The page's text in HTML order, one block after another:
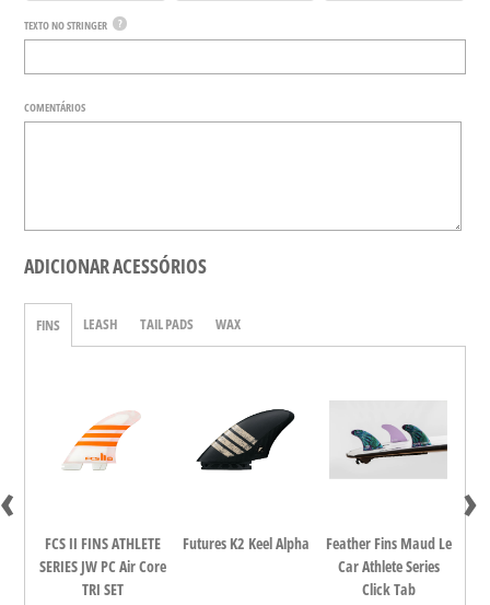
TEXTO NO STRINGER ?
COMENTÁRIOS
ADICIONAR ACESSÓRIOS
FINS LEASH TAIL PADS WAX
FCS II FINS ATHLETE
SERIES JW PC Air Core
TRI SET
Futures K2 Keel Alpha
Feather Fins Maud Le
Car Athlete Series
Click Tab
‹ ›